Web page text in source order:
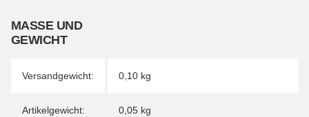
MASSE UND G
EWICHT
Versandgewicht: 0,10 kg
Artikelgewicht: 0,05 kg